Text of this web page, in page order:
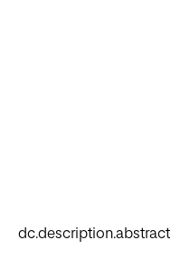
dc.description.abstract